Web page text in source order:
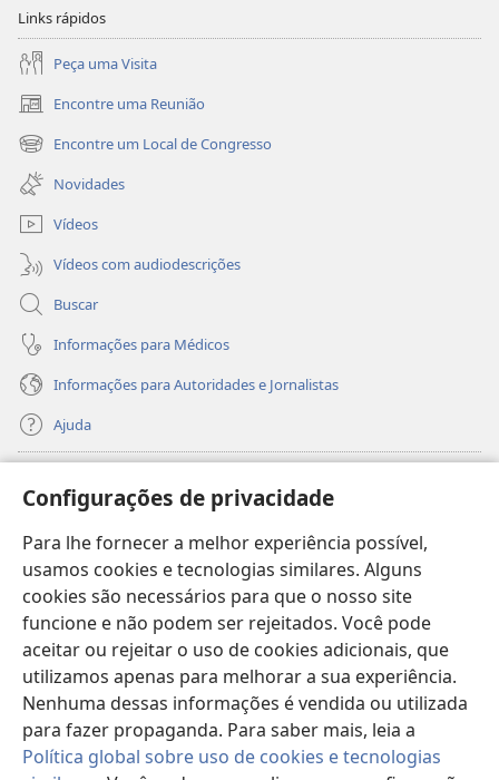
Configurações de privacidade
Para lhe fornecer a melhor experiência possível,
usamos cookies e tecnologias similares. Alguns
cookies são necessários para que o nosso site
funcione e não podem ser rejeitados. Você pode
aceitar ou rejeitar o uso de cookies adicionais, que
utilizamos apenas para melhorar a sua experiência.
Nenhuma dessas informações é vendida ou utilizada
para fazer propaganda. Para saber mais, leia a
Política global sobre uso de cookies e tecnologias
Links rápidos
Peça uma Visita
Encontre uma Reunião
(abre
nova
janela)
Encontre um Local de Congresso
(abre
nova
janela)
Novidades
Vídeos
Vídeos com audiodescrições
Buscar
Informações para Médicos
Informações para Autoridades e Jornalistas
Ajuda
(abre
nova
janela)
Biblioteca On-line da Torre de Vigia™
(abre
nova
janela)JW Hub
(abre
nova
janela)JW Library
Watchtower Library